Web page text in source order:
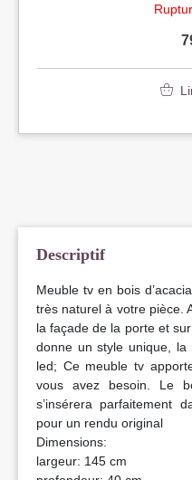
Descriptif
Meuble tv en bois
très naturel à votre pièce.
la façade de la porte et
donne un style unique, la
led; Ce meuble tv
vous avez besoin. Le
s’insérera parfaitement
pour un rendu original
Dimensions:
largeur: 145 cm